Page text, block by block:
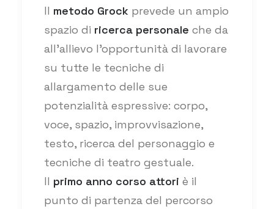
Il metodo Grock prevede un ampio
spazio di ricerca personale che da
all'allievo l'opportunità di lavorare
su tutte le tecniche di
allargamento delle sue
potenzialità espressive: corpo,
voce, spazio, improvvisazione,
testo, ricerca del personaggio e
tecniche di teatro gestuale.
Il primo anno corso attori è il
punto di partenza del percorso